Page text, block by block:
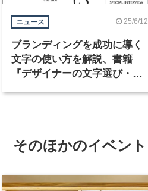
ニュース 25/6/12
ブランディングを成功に導く
文字の使い方を解説、書籍
『デザイナーの文字選び・使
そのほかのイベント